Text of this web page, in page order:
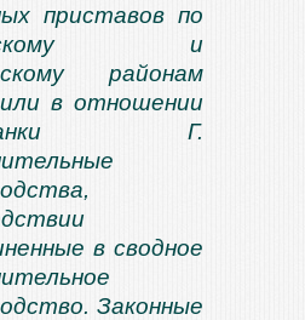
приставов по
и
районам
в отношении
Г.
в сводное
Законные